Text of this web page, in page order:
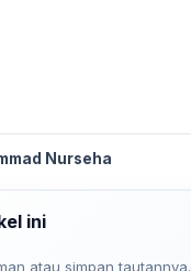
Nurseha
ini
atau simpan tautannya.